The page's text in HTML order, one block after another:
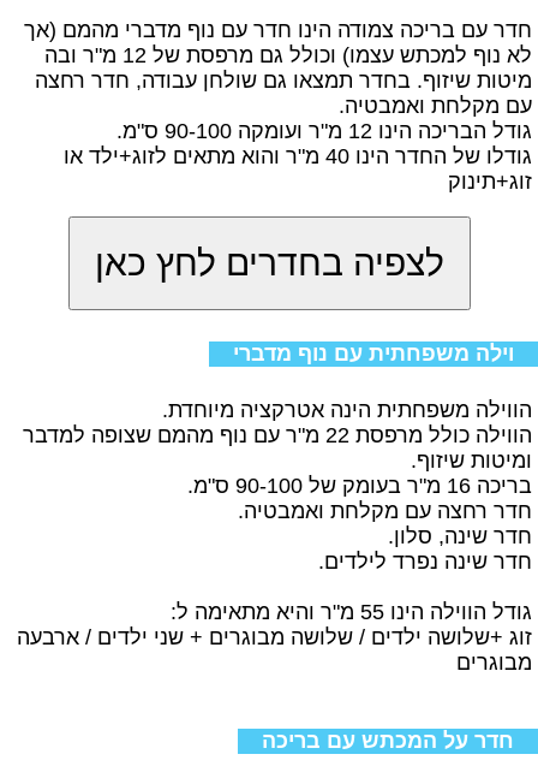
חדר עם בריכה צמודה הינו חדר עם נוף מדברי מהמם (אך
לא נוף למכתש עצמו) וכולל גם מרפסת של 12 מ"ר ובה
מיטות שיזוף. בחדר תמצאו גם שולחן עבודה, חדר רחצה
עם מקלחת ואמבטיה.
גודל הבריכה הינו 12 מ"ר ועומקה 90-100 ס"מ.
גודלו של החדר הינו 40 מ"ר והוא מתאים לזוג+ילד או
זוג+תינוק
וילה משפחתית עם נוף מדברי
הווילה משפחתית הינה אטרקציה מיוחדת.
הווילה כולל מרפסת 22 מ"ר עם נוף מהמם שצופה למדבר
ומיטות שיזוף.
בריכה 16 מ"ר בעומק של 90-100 ס"מ.
חדר רחצה עם מקלחת ואמבטיה.
חדר שינה, סלון.
חדר שינה נפרד לילדים.
גודל הווילה הינו 55 מ"ר והיא מתאימה ל:
זוג +שלושה ילדים / שלושה מבוגרים + שני ילדים / ארבעה
מבוגרים
חדר על המכתש עם בריכה